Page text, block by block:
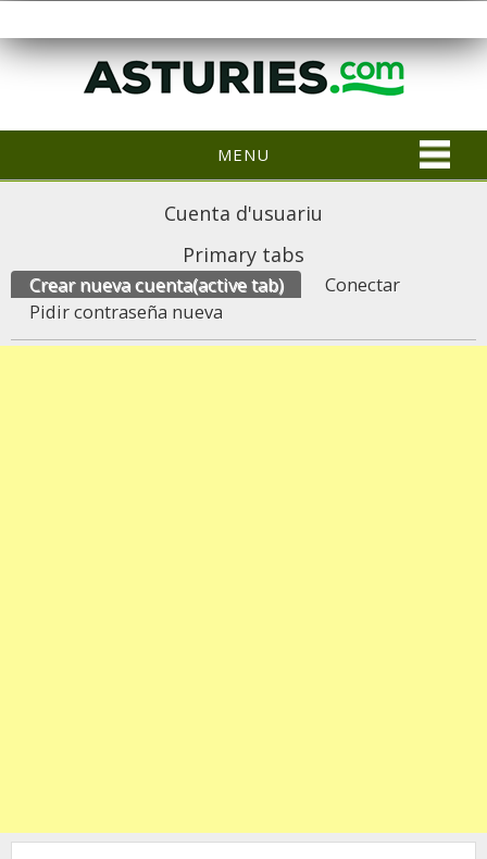
MENU
Cuenta d'usuariu
Primary tabs
Crear nueva cuenta(active tab)
Conectar
Pidir contraseña nueva